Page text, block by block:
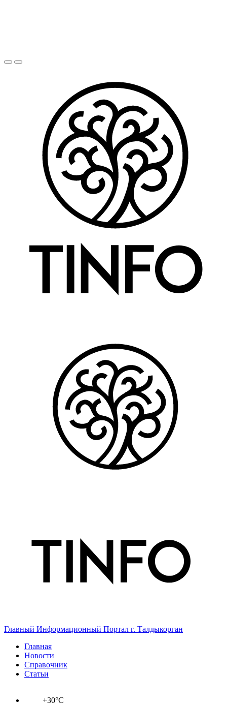
Главный Информационный Портал г. Талдыкорган
Главная
Новости
Справочник
Статьи
+30°C